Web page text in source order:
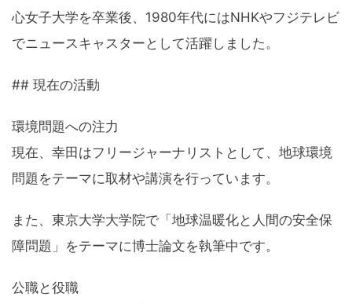
心女子大学を卒業後、1980年代にはNHKやフジテレビ
でニュースキャスターとして活躍しました。
## 現在の活動
環境問題への注力
現在、幸田はフリージャーナリストとして、地球環境
問題をテーマに取材や講演を行っています。
また、東京大学大学院で「地球温暖化と人間の安全保
障問題」をテーマに博士論文を執筆中です。
公職と役職